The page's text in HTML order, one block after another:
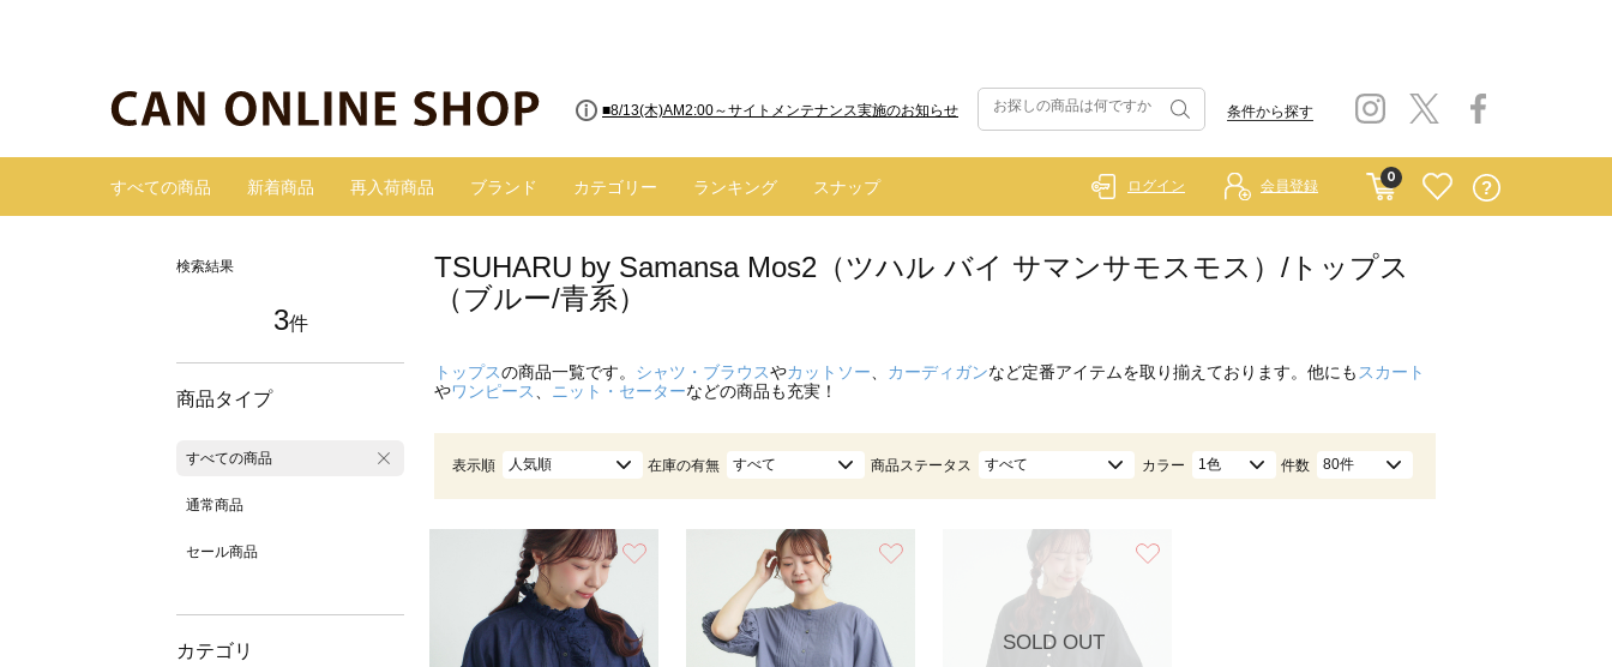
■8/13(木)AM2:00～サイトメンテナンス実施のお知らせ 条件から探す
すべての商品 新着商品 再入荷商品 ブランド カテゴリー ランキング スナップ
0
ログイン 会員登録
検索結果
3件
商品タイプ
すべての商品
通常商品
セール商品
カテゴリ
TSUHARU by Samansa Mos2（ツハル バイ サマンサモスモス）/トップス
（ブルー/青系）
トップスの商品一覧です。 シャツ・ブラウスやカットソー カーディガンなど定番アイテムを取り揃えております。他にも スカート
やワンピース ニット・セーターなどの商品も充実！
表示順 人気順 在庫の有無 すべて 商品ステータス すべて カラー 1色 件数 80件
SOLD OUT